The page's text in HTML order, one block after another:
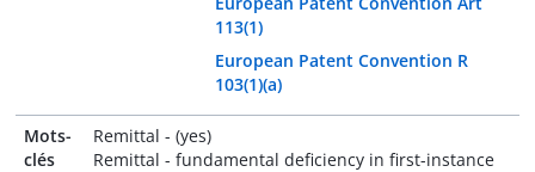
113(1)
European Patent Convention R
103(1)(a)
Mots-
clés
Remittal - (yes)
Remittal - fundamental deficiency in first-instance